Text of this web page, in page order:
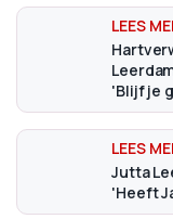
'Blijf je
Jutta
'Heeft